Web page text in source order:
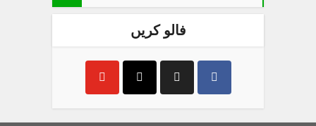
فالو کریں